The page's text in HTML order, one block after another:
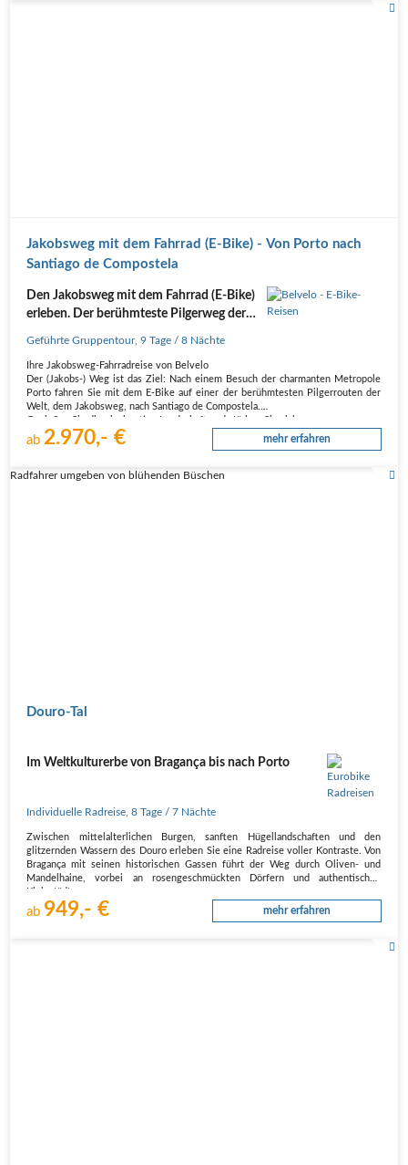
Jakobsweg mit dem Fahrrad (E-Bike) - Von Porto nach
Santiago de Compostela
Den Jakobsweg mit dem Fahrrad (E-Bike)
erleben. Der berühmteste Pilgerweg der
Geführte Gruppentour,9 Tage / 8 Nächte
Ihre Jakobsweg-Fahrradreise von Belvelo
Der (Jakobs-) Weg ist das Ziel: Nach einem Besuch der charmanten Metropole
Porto fahren Sie mit dem E-Bike auf einer der berühmtesten Pilgerrouten der
Welt, dem Jakobsweg, nach Santiago de Compostela.
ab2.970,- € mehr erfahren
Radfahrer umgeben von blühenden Büschen
Douro-Tal
Im Weltkulturerbe von Bragança bis nach Porto
Individuelle Radreise ,8 Tage / 7 Nächte
Zwischen mittelalterlichen Burgen, sanften Hügellandschaften und den
glitzernden Wassern des Douro erleben Sie eine Radreise voller Kontraste. Von
Bragança mit seinen historischen Gassen führt der Weg durch Oliven- und
Mandelhaine, vorbei an rosengeschmückten Dörfern und authentischen
ab 949,- € mehr erfahren